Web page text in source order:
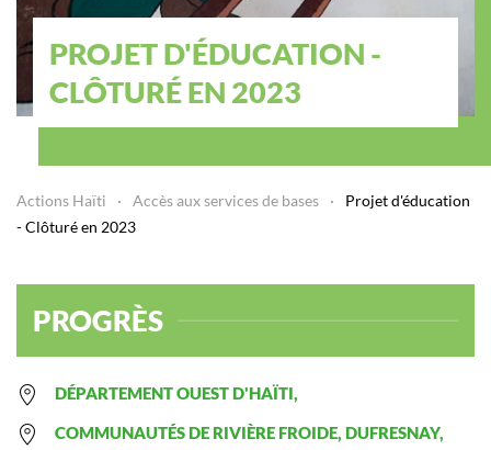
PROJET D'ÉDUCATION -
CLÔTURÉ EN 2023
Actions Haïti Accès aux services de bases
Projet d'éducation
- Clôturé en 2023
PROGRÈS
DÉPARTEMENT OUEST D'HAÏTI,
COMMUNAUTÉS DE RIVIÈRE FROIDE, DUFRESNAY,